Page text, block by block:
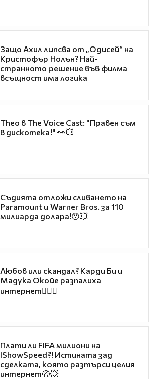
Защо Ахил липсва от „Одисей“ на
Кристофър Нолън? Най-
странното решение във филма
всъщност има логика
Theo в The Voice Cast: "Правен съм
в дискотека!" 👀💥
Съдията отложи сливането на
Paramount и Warner Bros. за 110
милиарда долара!😯💥
Любов или скандал? Карди Би и
Мадука Окойе разпалиха
интернет❤️‍🔥🔥
Плати ли FIFA милиони на
IShowSpeed?! Истината зад
сделката, която разтърси целия
интернет🤑💥